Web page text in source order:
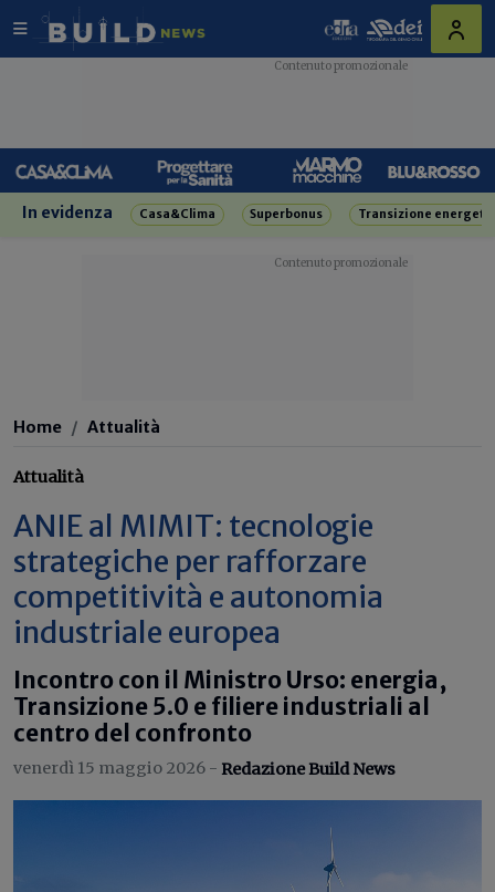
In evidenza Casa&Clima Superbonus Transizione
Home Attualità
Attualità
ANIE al MIMIT: tecnologie
strategiche per rafforzare
competitività e autonomia
industriale europea
Incontro con il Ministro Urso: energia,
Transizione 5.0 e filiere industriali al
centro del confronto
venerdì 15 maggio 2026 - Redazione Build News